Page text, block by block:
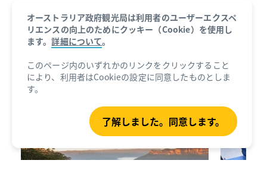
1日目：ブルー・マウンテンズ入門
原生地域、砂岩の絶壁、涼し気な滝が各所にある熱
帯雨林の谷が連なるブルー・マウンテンズに到着し
の見どころをご紹介します。
オーストラリア政府観光局は利用者のユーザーエクスペ
リエンスの向上のためにクッキー（Cookie）を使用し
ます。詳細について。
このページ内のいずれかのリンクをクリックすること
により、利用者はCookieの設定に同意したものとしま
す。
了解しました。同意します。